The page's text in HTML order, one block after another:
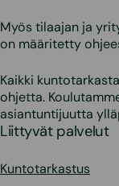
Myös tilaajan ja
on määritetty
Kaikki
ohjetta.
asiantuntijuutta
Liittyvät palvelut
Kuntotarkastus